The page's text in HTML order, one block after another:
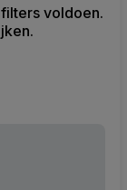
voldoen.